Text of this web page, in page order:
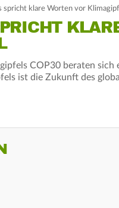
spricht klare Worten vor
COP30 beraten sich
ist die Zukunft des